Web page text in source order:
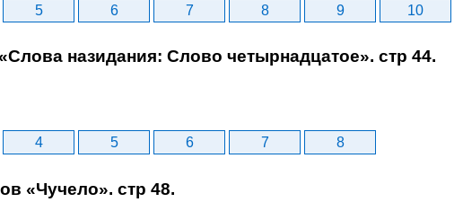
5 6 7 8 9 10
назидания: Слово четырнадцатое». стр 44.
4 5 6 7 8
«Чучело». стр 48.